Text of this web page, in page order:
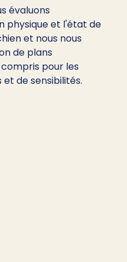
évaluons
physique et l'état de
et nous nous
de plans
pour les
de sensibilités.